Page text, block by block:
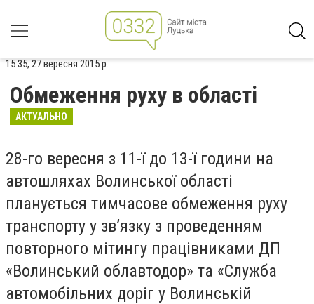
15:35, 27 вересня 2015 р.
Обмеження руху в області
АКТУАЛЬНО
28-го вересня з 11-ї до 13-ї години на
автошляхах Волинської області
планується тимчасове обмеження руху
транспорту у зв’язку з проведенням
повторного мітингу працівниками ДП
«Волинський облавтодор» та «Служба
автомобільних доріг у Волинській